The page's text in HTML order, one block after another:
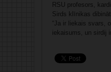
RSU profesors,
Sirds klīnikas
“Ja ir liekais svars,
iekaisums, un sirdij